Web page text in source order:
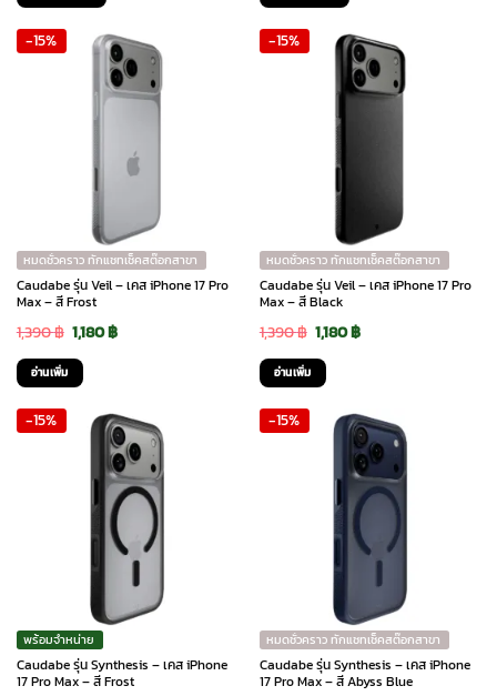
was:
2,190 ฿.1,860 ฿.
was:
2,190 ฿.1,860 ฿.
-15%
หมดชั่วคราว ทักแชทเช็คสต๊อกสาขา
Caudabe รุ่น Veil – เคส iPhone 17 Pro
Max – สี Frost
1,390฿ Original
price
was:
1,390 ฿.
1,180฿Current
1,180 ฿.
อ่านเพิ่ม
-15%
หมดชั่วคราว ทักแชทเช็คสต๊อกสาขา
Caudabe รุ่น Veil – เคส iPhone 17 Pro
Max – สี Black
1,390฿ Original
price
was:
1,390 ฿.
1,180฿Current
1,180 ฿.
อ่านเพิ่ม
-15%
พร้อมจำหน่าย
Caudabe รุ่น Synthesis – เคส iPhone
17 Pro Max – สี Frost
-15%
หมดชั่วคราว ทักแชทเช็คสต๊อกสาขา
Caudabe รุ่น Synthesis – เคส iPhone
17 Pro Max – สี Abyss Blue